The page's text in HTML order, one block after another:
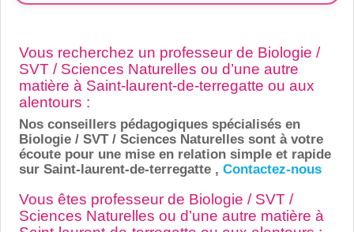
Vous recherchez un professeur de Biologie /
SVT / Sciences Naturelles ou d’une autre
matière à Saint-laurent-de-terregatte ou aux
alentours :
Nos conseillers pédagogiques spécialisés en
Biologie / SVT / Sciences Naturelles sont à votre
écoute pour une mise en relation simple et rapide
sur Saint-laurent-de-terregatte , Contactez-nous
Vous êtes professeur de Biologie / SVT /
Sciences Naturelles ou d’une autre matière à